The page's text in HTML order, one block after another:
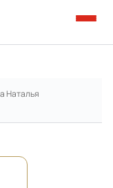
Наталья